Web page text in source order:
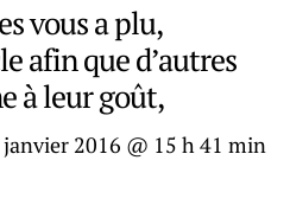
vous a plu,
afin que d’autres
à leur goût,
janvier 2016 @ 15 h 41 min